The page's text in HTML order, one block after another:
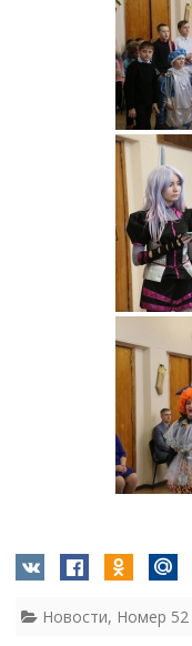
Новости, Номер 52